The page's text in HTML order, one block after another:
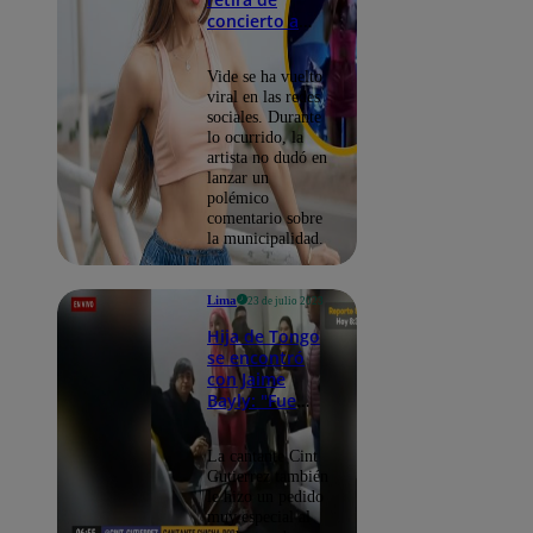
concierto a
Cint G, hija de
Tongo
Vide se ha vuelto
viral en las redes
sociales. Durante
lo ocurrido, la
artista no dudó en
lanzar un
polémico
comentario sobre
la municipalidad.
Lima 23 de julio 2023
Hija de Tongo
se encontró
con Jaime
Bayly: "Fue
muy bonito
poder verlo"
La cantante Cint
Gutierrez también
le hizo un pedido
muy especial al